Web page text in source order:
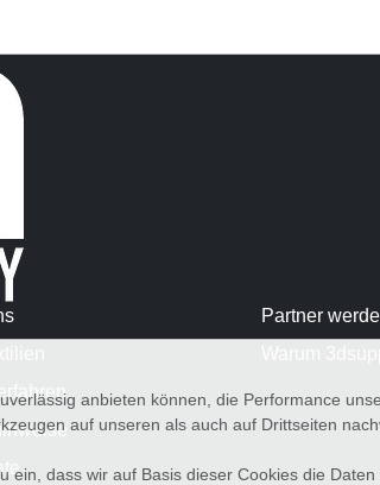
Partner
anbieten können, die Performance
auf unseren als auch auf Drittseiten
ein, dass wir auf Basis dieser Cookies die